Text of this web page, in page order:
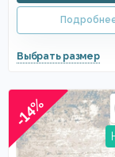
-14%